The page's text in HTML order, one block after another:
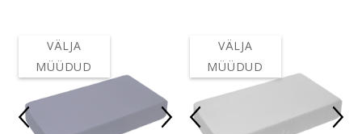
VÄLJA
MÜÜDUD
VÄLJA
MÜÜDUD